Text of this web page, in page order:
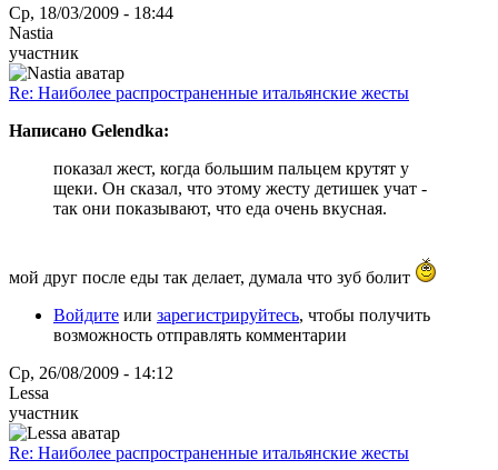
Ср, 18/03/2009 - 18:44
Nastia
участник
Re: Наиболее распространенные итальянские жесты
Написано Gelendka:
показал жест, когда большим пальцем крутят у
щеки. Он сказал, что этому жесту детишек учат -
так они показывают, что еда очень вкусная.
мой друг после еды так делает, думала что зуб болит
Войдите или зарегистрируйтесь, чтобы получить
возможность отправлять комментарии
Ср, 26/08/2009 - 14:12
Lessa
участник
Re: Наиболее распространенные итальянские жесты